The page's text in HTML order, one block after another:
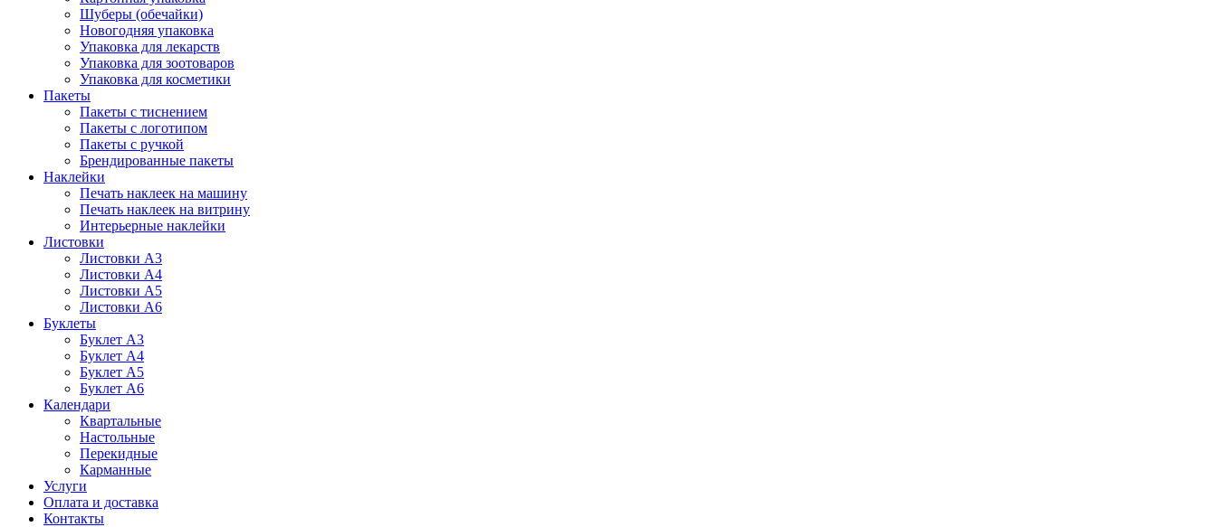
Шуберы (обечайки)
Новогодняя упаковка
Упаковка для лекарств
Упаковка для зоотоваров
Упаковка для косметики
Пакеты
Пакеты с тиснением
Пакеты с логотипом
Пакеты с ручкой
Брендированные пакеты
Наклейки
Печать наклеек на машину
Печать наклеек на витрину
Интерьерные наклейки
Листовки
Листовки А3
Листовки А4
Листовки А5
Листовки А6
Буклеты
Буклет А3
Буклет А4
Буклет А5
Буклет А6
Календари
Квартальные
Настольные
Перекидные
Карманные
Услуги
Оплата и доставка
Контакты